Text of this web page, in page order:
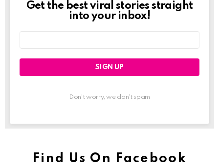
Newslett
Get the best viral stories straight
into your inbox!
Don't worry, we don't spam
Find Us On Facebook